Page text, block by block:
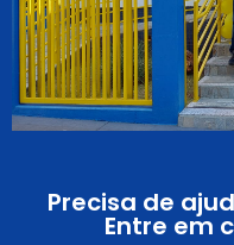
Precisa de
Entre em